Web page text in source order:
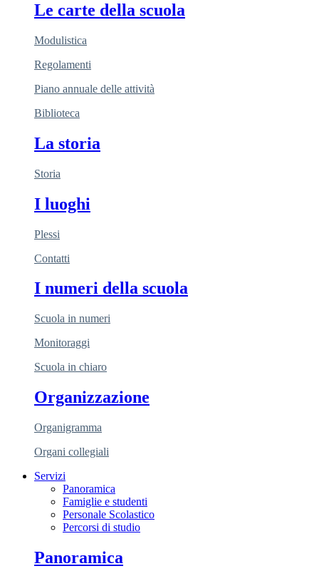
Le carte della scuola
Modulistica
Regolamenti
Piano annuale delle attività
Biblioteca
La storia
Storia
I luoghi
Plessi
Contatti
I numeri della scuola
Scuola in numeri
Monitoraggi
Scuola in chiaro
Organizzazione
Organigramma
Organi collegiali
Servizi
Panoramica
Famiglie e studenti
Personale Scolastico
Percorsi di studio
Panoramica